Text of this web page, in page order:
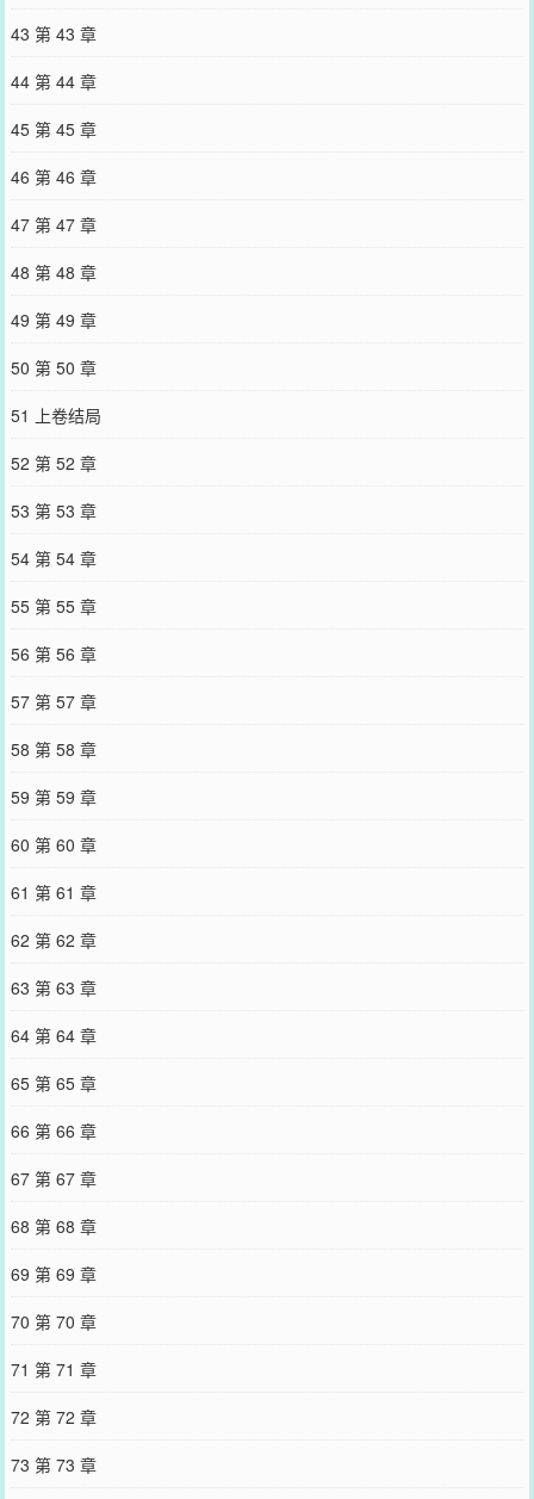
43 第 43 章
44 第 44 章
45 第 45 章
46 第 46 章
47 第 47 章
48 第 48 章
49 第 49 章
50 第 50 章
51 上卷结局
52 第 52 章
53 第 53 章
54 第 54 章
55 第 55 章
56 第 56 章
57 第 57 章
58 第 58 章
59 第 59 章
60 第 60 章
61 第 61 章
62 第 62 章
63 第 63 章
64 第 64 章
65 第 65 章
66 第 66 章
67 第 67 章
68 第 68 章
69 第 69 章
70 第 70 章
71 第 71 章
72 第 72 章
73 第 73 章